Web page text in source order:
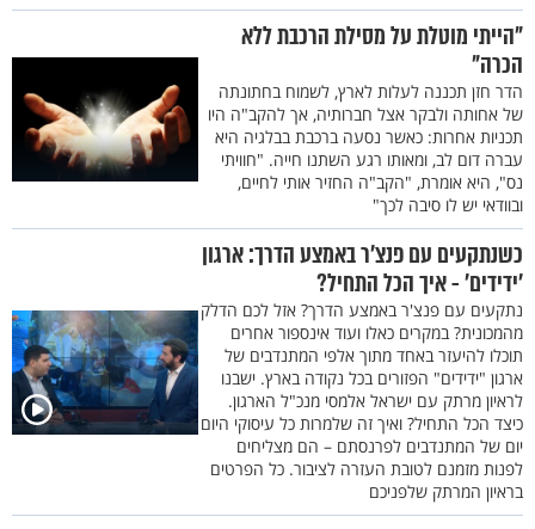
"הייתי מוטלת על מסילת הרכבת ללא
הכרה"
הדר חזן תכננה לעלות לארץ, לשמוח בחתונתה
של אחותה ולבקר אצל חברותיה, אך להקב"ה היו
תכניות אחרות: כאשר נסעה ברכבת בבלגיה היא
עברה דום לב, ומאותו רגע השתנו חייה. "חוויתי
נס", היא אומרת, "הקב"ה החזיר אותי לחיים,
ובוודאי יש לו סיבה לכך"
כשנתקעים עם פנצ’ר באמצע הדרך: ארגון
’ידידים’ - איך הכל התחיל?
נתקעים עם פנצ'ר באמצע הדרך? אזל לכם הדלק
מהמכונית? במקרים כאלו ועוד אינספור אחרים
תוכלו להיעזר באחד מתוך אלפי המתנדבים של
ארגון "ידידים" הפזורים בכל נקודה בארץ. ישבנו
לראיון מרתק עם ישראל אלמסי מנכ"ל הארגון.
כיצד הכל התחיל? ואיך זה שלמרות כל עיסוקי היום
יום של המתנדבים לפרנסתם – הם מצליחים
לפנות מזמנם לטובת העזרה לציבור. כל הפרטים
בראיון המרתק שלפניכם